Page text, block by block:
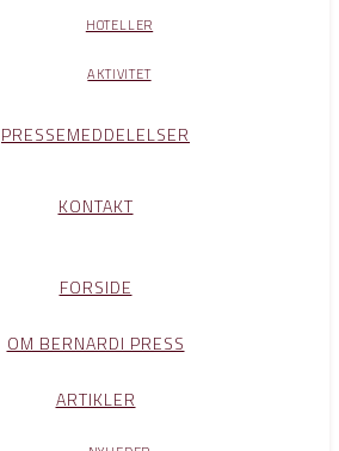
HOTELLER
AKTIVITET
PRESSEMEDDELELSER
KONTAKT
FORSIDE
OM BERNARDI PRESS
ARTIKLER